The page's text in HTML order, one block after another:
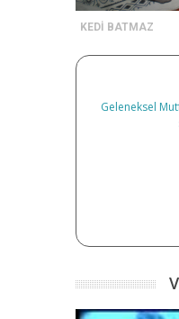
KEDİ BATMAZ
Geleneksel